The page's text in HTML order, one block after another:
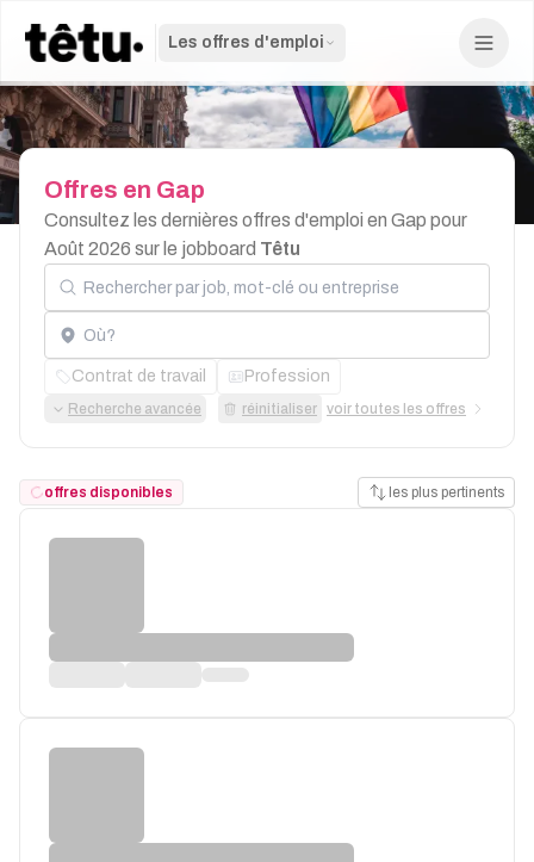
Les offres d'emploi
Offres en Gap
Consultez les dernières offres d'emploi en Gap pour
Août 2026 sur le jobboard Têtu
Rechercher par job, mot-clé ou entreprise
Localisation
Contrat de travail Profession
Recherche avancée réinitialiser voir toutes les offres
offres disponibles les plus pertinents